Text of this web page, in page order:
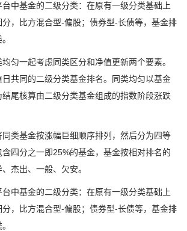
基金的二级分类：在原有一级分类基础上
，比方混合型-偏股；债券型-长债等，基金排
一起考虑同类区分和净值更新两个要素。
日共同的二级分类基金排名。同类均匀以基金
尾核算由二级分类基金组成的指数阶段涨跌
基金按涨幅巨细顺序排列，然后分为四等
四分之一即25%的基金，基金按相对排名的
杰出、一般、欠安。
基金的二级分类：在原有一级分类基础上
，比方混合型-偏股；债券型-长债等，基金排